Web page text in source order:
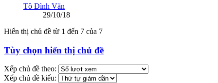
Tô Đình Văn
29/10/18
Hiển thị chủ đề từ 1 đến 7 của 7
Tùy chọn hiển thị chủ đề
Xếp chủ đề theo:
Xếp chủ đề kiểu: